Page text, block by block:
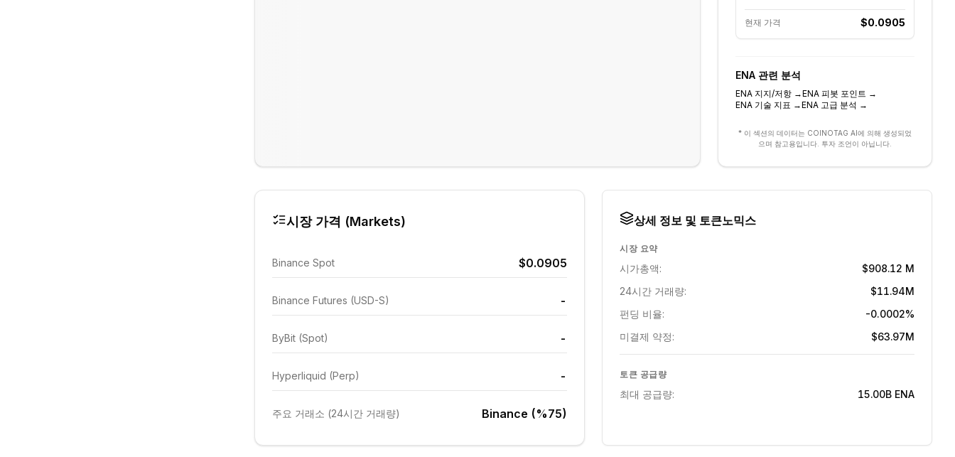
현재 가격 $0.0905
ENA관련 분석
ENA 지지/저항→ENA 피봇 포인트 →
ENA 기술 지표 →ENA 고급 분석 →
* 이 섹션의 데이터는 COINOTAG AI에 의해 생성되었
으며 참고용입니다. 투자 조언이 아닙니다.
시장 가격 (Markets)
Binance Spot $0.0905
Binance Futures (USD-S) -
ByBit (Spot) -
Hyperliquid (Perp) -
주요 거래소 (24시간 거래량) Binance (%75)
상세 정보 및 토큰노믹스
시장 요약
시가총액:
$908.12 M
24시간 거래량:
$11.94M
펀딩 비율:
-0.0002%
미결제 약정:
$63.97M
토큰 공급량
최대 공급량: 15.00B ENA